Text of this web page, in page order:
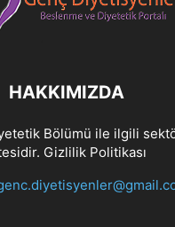
HAKKIMIZDA
Bölümü ile ilgili
Gizlilik Politikası